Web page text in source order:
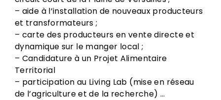
– aide à l’installation de nouveaux producteurs
et transformateurs ;
– carte des producteurs en vente directe et
dynamique sur le manger local ;
– Candidature à un Projet Alimentaire
Territorial
– participation au Living Lab (mise en réseau
de l’agriculture et de la recherche) …